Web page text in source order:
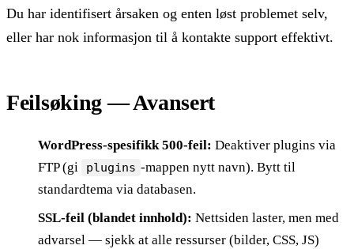
Du har identifisert årsaken og enten løst problemet selv,
eller har nok informasjon til å kontakte support effektivt.
Feilsøking — Avansert
WordPress-spesifikk 500-feil: Deaktiver plugins via
FTP (gi
plugins -mappen nytt navn). Bytt til
standardtema via databasen.
SSL-feil (blandet innhold): Nettsiden laster, men med
advarsel — sjekk at alle ressurser (bilder, CSS, JS)